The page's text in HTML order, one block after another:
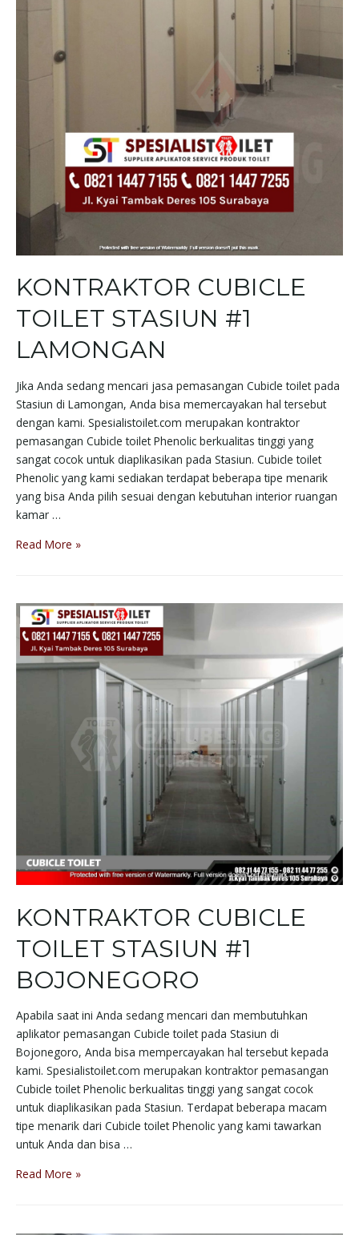
KONTRAKTOR CUBICLE
TOILET STASIUN #1
LAMONGAN
Jika Anda sedang mencari jasa pemasangan Cubicle toilet pada
Stasiun di Lamongan, Anda bisa memercayakan hal tersebut
dengan kami. Spesialistoilet.com merupakan kontraktor
pemasangan Cubicle toilet Phenolic berkualitas tinggi yang
sangat cocok untuk diaplikasikan pada Stasiun. Cubicle toilet
Phenolic yang kami sediakan terdapat beberapa tipe menarik
yang bisa Anda pilih sesuai dengan kebutuhan interior ruangan
kamar …
Read More »
KONTRAKTOR CUBICLE
TOILET STASIUN #1
BOJONEGORO
Apabila saat ini Anda sedang mencari dan membutuhkan
aplikator pemasangan Cubicle toilet pada Stasiun di
Bojonegoro, Anda bisa mempercayakan hal tersebut kepada
kami. Spesialistoilet.com merupakan kontraktor pemasangan
Cubicle toilet Phenolic berkualitas tinggi yang sangat cocok
untuk diaplikasikan pada Stasiun. Terdapat beberapa macam
tipe menarik dari Cubicle toilet Phenolic yang kami tawarkan
untuk Anda dan bisa …
Read More »